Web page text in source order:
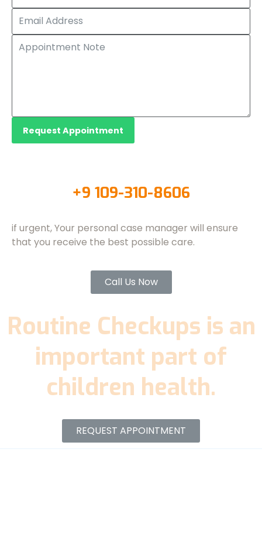
Request Appointment
+9 109-310-8606
if urgent, Your personal case manager will ensure
that you receive the best possible care.
Call Us Now
Routine Checkups is an
important part of
children health.
REQUEST APPOINTMENT